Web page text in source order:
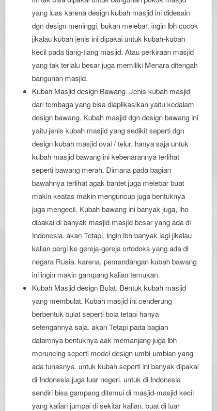
yang luas karena design kubah masjid ini didesain
dgn design meninggi, bukan melebar. ingin lbh cocok
jikalau kubah jenis ini dipakai untuk kubah-kubah
kecil pada tiang-tiang masjid. Atau perkiraan masjid
yang tak terlalu besar juga memiliki Menara ditengah
bangunan masjid.
Kubah Masjid design Bawang. Jenis kubah masjid
dari tembaga yang bisa diaplikasikan yaitu kedalam
design bawang. Kubah masjid dgn design bawang ini
yaitu jenis kubah masjid yang sedikit seperti dgn
design kubah masjid oval / telur. hanya saja untuk
kubah masjid bawang ini kebenarannya terlihat
seperti bawang merah. Dimana pada bagian
bawahnya terlihat agak bantet juga melebar buat
makin keatas makin menguncup juga bentuknya
juga mengecil. Kubah bawang ini banyak juga, lho
dipakai di banyak masjid-masjid besar yang ada di
Indonesia. akan Tetapi, ingin lbh banyak lagi jikalau
kalian pergi ke gereja-gereja ortodoks yang ada di
negara Rusia. karena, pemandangan kubah bawang
ini ingin makin gampang kalian temukan.
Kubah Masjid design Bulat. Bentuk kubah masjid
yang membulat. Kubah masjid ini cenderung
berbentuk bulat seperti bola tetapi hanya
setengahnya saja. akan Tetapi pada bagian
dalamnya bentuknya aak memanjang juga lbh
meruncing seperti model design umbi-umbian yang
ada tunasnya. untuk kubah seperti ini banyak dipakai
di Indonesia juga luar negeri. untuk di Indonesia
sendiri bisa gampang ditemui di masjid-masjid kecil
yang kalian jumpai di sekitar kalian. buat di luar